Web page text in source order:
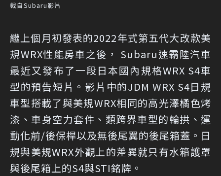
裁自Subaru影片
繼上個月初發表的2022年式第五代大改款美
規WRX性能房車之後， Subaru速霸陸汽車
最近又發布了一段日本國內規格WRX S4車
型的預告短片。影片中的JDM WRX S4日規
車型搭載了與美規WRX相同的高光澤橘色烤
漆、車身空力套件、類跨界車型的輪拱、運
動化前/後保桿以及無後尾翼的後尾箱蓋。日
規與美規WRX外觀上的差異就只有水箱護罩
與後尾箱上的S4與STI銘牌。